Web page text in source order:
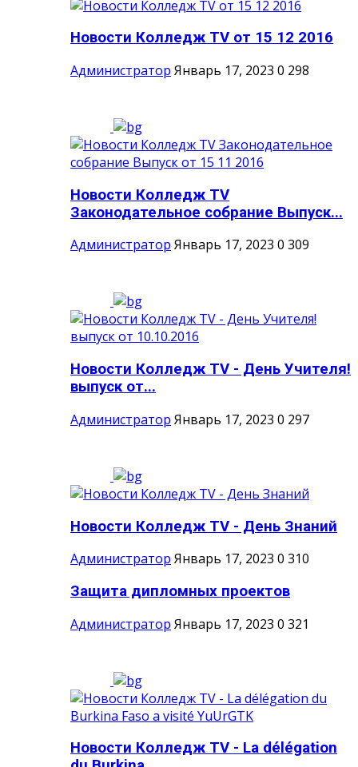
Новости Колледж TV от 15 12 2016
Администратор Январь 17, 2023 0 298
Новости Колледж TV
Законодательное собрание Выпуск...
Администратор Январь 17, 2023 0 309
Новости Колледж TV - День Учителя!
выпуск от...
Администратор Январь 17, 2023 0 297
Новости Колледж TV - День Знаний
Администратор Январь 17, 2023 0 310
Защита дипломных проектов
Администратор Январь 17, 2023 0 321
Новости Колледж TV - La délégation